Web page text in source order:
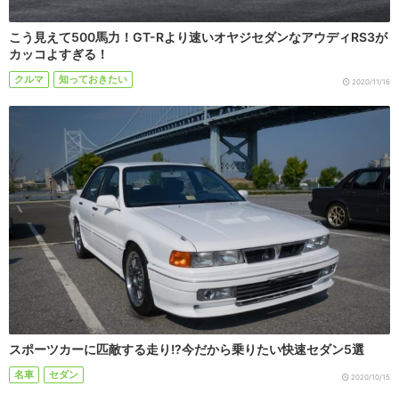
こう見えて500馬力！GT-Rより速いオヤジセダンなアウディRS3が
カッコよすぎる！
クルマ 知っておきたい 2020/11/16
スポーツカーに匹敵する走り!?今だから乗りたい快速セダン5選
名車 セダン 2020/10/15